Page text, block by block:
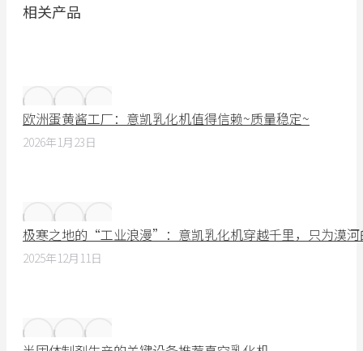
相关产品
欧洲蛋黄酱工厂：意凯乳化机值得信赖~质量稳定~
2026年1月23日
极寒之地的“工业浪漫”：意凯乳化机穿越千里，只为漠河
2025年12月11日